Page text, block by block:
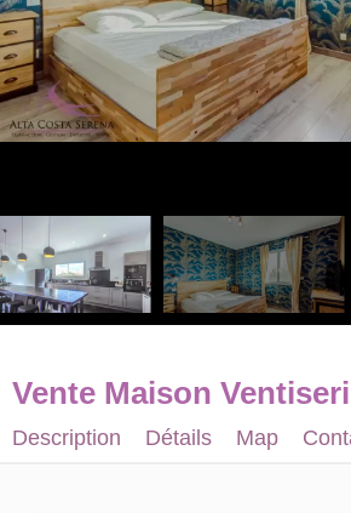
Vente Maison Ventiseri
Description Détails Map